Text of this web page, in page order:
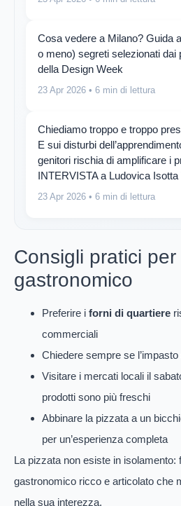
Cosa vedere a Milano? Guida
o meno) segreti selezionati dai
della Design Week
23 Apr 2026 • 6 min di lettura
Chiediamo troppo e troppo
E sui disturbi
genitori rischia di amplificare i
INTERVISTA a Ludovica Isotta
23 Apr 2026 • 6 min di lettura
Consigli pratici
gastronomico
Preferire i forni di quartiere
commerciali
Chiedere sempre se
Visitare i mercati locali il
prodotti sono più freschi
Abbinare la pizzata a un
per un’esperienza completa
La pizzata non esiste in
gastronomico ricco e articolato che
nella sua interezza.